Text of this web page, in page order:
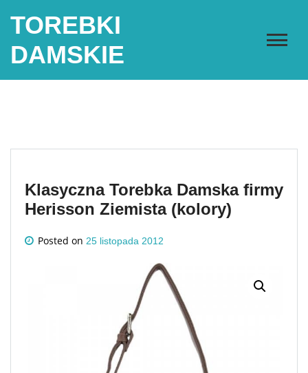
TOREBKI
DAMSKIE
Klasyczna Torebka Damska firmy
Herisson Ziemista (kolory)
Posted on 25 listopada 2012